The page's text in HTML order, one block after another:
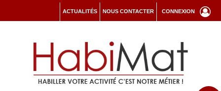
CONNEXION
NOUS CONTACTER
ACTUALITÉS